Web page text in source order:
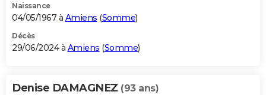
Naissance
04/05/1967 à Amiens (Somme)
Décès
29/06/2024 à Amiens (Somme)
Denise DAMAGNEZ (93 ans)